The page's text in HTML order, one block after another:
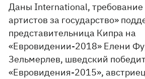
Даны International, требование
артистов за государство»
представительница Кипра на
«Евровидении-2018» Елени
Зельмерлев, шведский
«Евровидения-2015»,